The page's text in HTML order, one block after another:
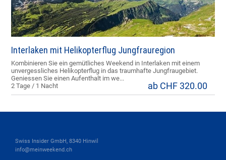
Interlaken mit Helikopterflug Jungfrauregion
Kombinieren Sie ein gemütliches Weekend in Interlaken mit einem
unvergessliches Helikopterflug in das traumhafte Jungfraugebiet.
Geniessen Sie einen Aufenthalt im we...
2 Tage / 1 Nacht
ab CHF 320.00
Swiss Insider GmbH, 8340 Hinwil
info@meinweekend.ch